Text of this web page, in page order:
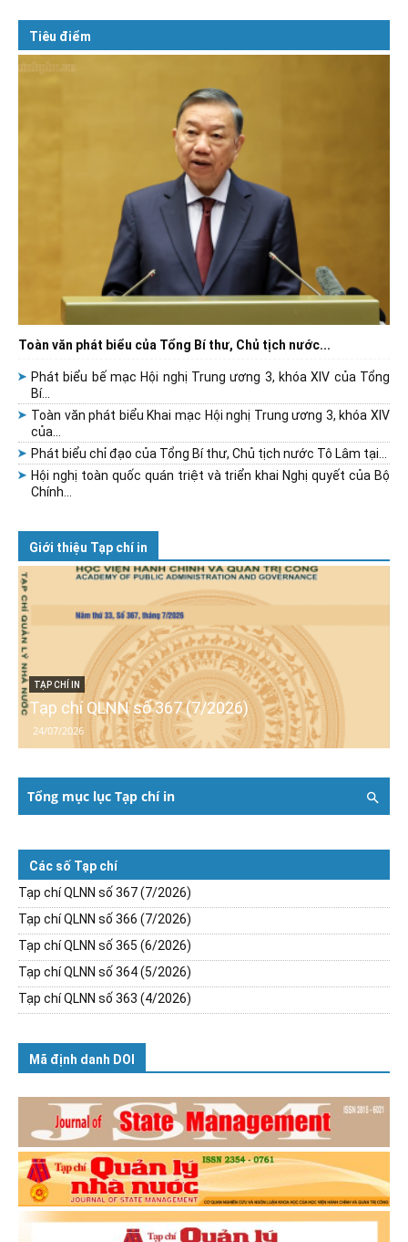
Tiêu điểm
Toàn văn phát biểu của Tổng Bí thư, Chủ tịch nước...
Phát biểu bế mạc Hội nghị Trung ương 3, khóa XIV của Tổng
Bí...
Toàn văn phát biểu Khai mạc Hội nghị Trung ương 3, khóa XIV
của...
Phát biểu chỉ đạo của Tổng Bí thư, Chủ tịch nước Tô Lâm tại...
Hội nghị toàn quốc quán triệt và triển khai Nghị quyết của Bộ
Chính...
Giới thiệu Tạp chí in
TẠP CHÍ IN
Tạp chí QLNN số 367 (7/2026)
24/07/2026
Tổng mục lục Tạp chí in
Các số Tạp chí
Tạp chí QLNN số 367 (7/2026)
Tạp chí QLNN số 366 (7/2026)
Tạp chí QLNN số 365 (6/2026)
Tạp chí QLNN số 364 (5/2026)
Tạp chí QLNN số 363 (4/2026)
Mã định danh DOI